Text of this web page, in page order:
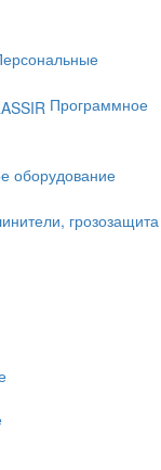
Программное
оборудование
грозозащита